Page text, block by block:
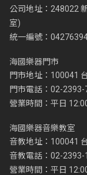
公司地址：248022
室)
統一編號：
海國樂器門市
門市地址：100041
門市電話：02-2393-
營業時間：平日
海國樂器音樂教室
音教地址：100041
音教電話：02-2393-
營業時間：平日